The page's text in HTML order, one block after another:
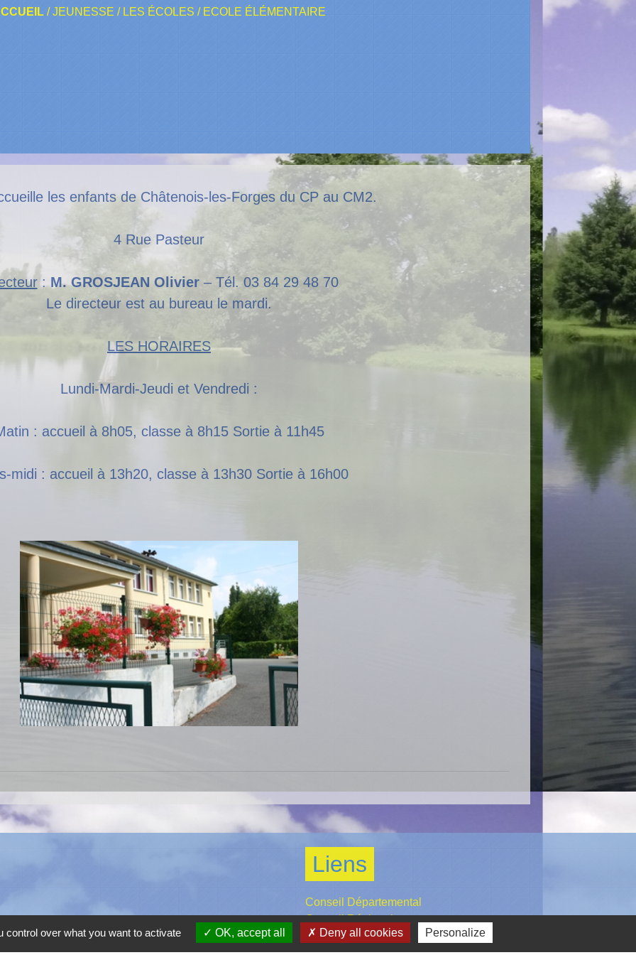
/JEUNESSE / LES ÉCOLES / ECOLE ÉLÉMENTAIRE
les enfants de Châtenois-les-Forges du CP au CM2.
4 Rue Pasteur
: M. GROSJEAN Olivier – Tél. 03 84 29 48 70
Le directeur est au bureau le mardi.
LES HORAIRES
Lundi-Mardi-Jeudi et Vendredi :
: accueil à 8h05, classe à 8h15 Sortie à 11h45
midi : accueil à 13h20, classe à 13h30 Sortie à 16h00
Liens
Conseil Départemental
Conseil Régional
Grand Belfort Communauté d'Agglomération
over what you want to activate OK, accept all Deny all cookies Personalize